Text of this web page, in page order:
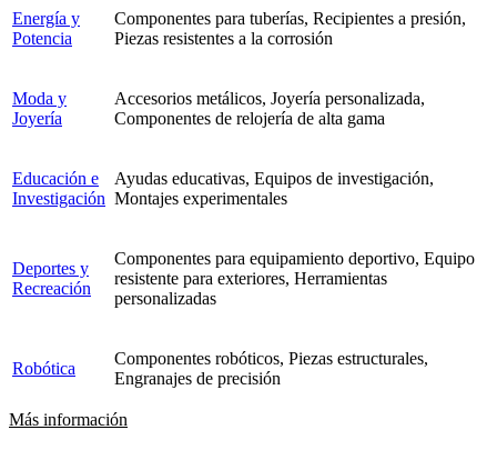
Energía y
Potencia
Componentes para tuberías, Recipientes a presión,
Piezas resistentes a la corrosión
Moda y
Joyería
Accesorios metálicos, Joyería personalizada,
Componentes de relojería de alta gama
Educación e
Investigación
Ayudas educativas, Equipos de investigación,
Montajes experimentales
Deportes y
Recreación
Componentes para equipamiento deportivo, Equipo
resistente para exteriores, Herramientas
personalizadas
Robótica
Componentes robóticos, Piezas estructurales,
Engranajes de precisión
Más información